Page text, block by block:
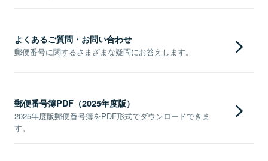
よくあるご質問・お問い合わせ
郵便番号に関するさまざまな疑問にお答えします。
郵便番号簿PDF（2025年度版）
2025年度版郵便番号簿をPDF形式でダウンロードできま
す。